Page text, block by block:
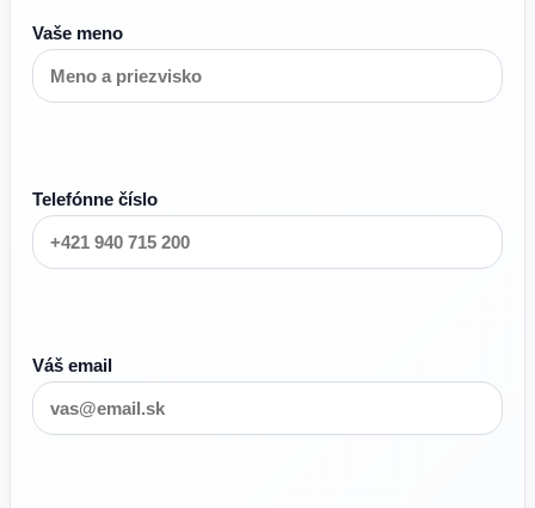
Vaše meno
Telefónne číslo
Váš email